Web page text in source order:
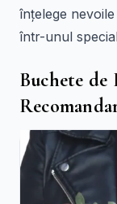
înțelege
într-unul
Buchete de